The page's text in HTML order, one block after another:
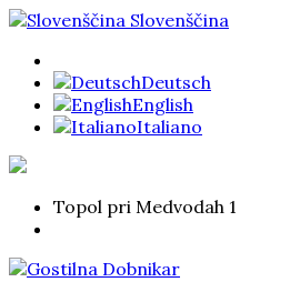
Slovenščina
Deutsch
English
Italiano
Topol pri Medvodah 1